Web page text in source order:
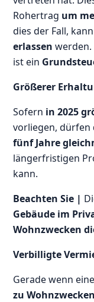
Rohertrag um
dies der Fall,
erlassen werden.
ist ein
Größerer
Sofern in 2025
vorliegen,
fünf Jahre
längerfristigen
kann.
Beachten Sie |
Gebäude im
Wohnzwecken
Verbilligte
Gerade wenn
zu Wohnzwecken